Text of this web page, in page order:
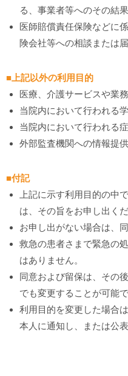
る、事業者等へのその結
医師賠償責任保険などに
険会社等への相談または
■上記以外の利用目的
医療、介護サービスや業
当院内において行われる
当院内において行われる
外部監査機関への情報提供
■付記
上記に示す利用目的の中
は、その旨をお申し出くだ
お申し出がない場合は、
救急の患者さまで緊急の
はありません。
同意および留保は、その
でも変更することが可能で
利用目的を変更した場合
本人に通知し、または公表